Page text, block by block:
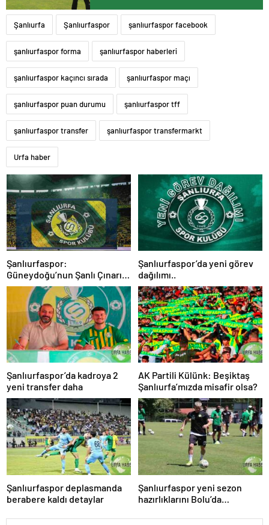
Şanlıurfa Şanlıurfaspor şanlıurfaspor facebook
şanlıurfaspor forma şanlıurfaspor haberleri
şanlıurfaspor kaçıncı sırada şanlıurfaspor maçı
şanlıurfaspor puan durumu şanlıurfaspor tff
şanlıurfaspor transfer şanlıurfaspor transfermarkt
Urfa haber
Şanlıurfaspor:
Güneydoğu’nun Şanlı Çınarı
ve Dinmeyen Tribün Tutkusu
Şanlıurfaspor’da yeni görev
dağılımı..
Şanlıurfaspor’da kadroya 2
yeni transfer daha
AK Partili Külünk: Beşiktaş
Şanlıurfa’mızda misafir olsa?
Şanlıurfaspor deplasmanda
berabere kaldı detaylar
Şanlıurfaspor yeni sezon
hazırlıklarını Bolu’da